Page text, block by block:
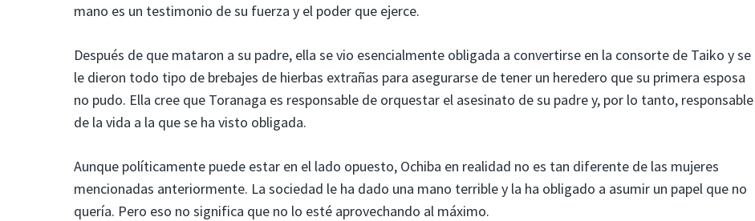
mano es un testimonio de su fuerza y ​​el poder que ejerce.
Después de que mataron a su padre, ella se vio esencialmente obligada a convertirse en la consorte de Taiko y se
le dieron todo tipo de brebajes de hierbas extrañas para asegurarse de tener un heredero que su primera esposa
no pudo. Ella cree que Toranaga es responsable de orquestar el asesinato de su padre y, por lo tanto, responsable
de la vida a la que se ha visto obligada.
Aunque políticamente puede estar en el lado opuesto, Ochiba en realidad no es tan diferente de las mujeres
mencionadas anteriormente. La sociedad le ha dado una mano terrible y la ha obligado a asumir un papel que no
quería. Pero eso no significa que no lo esté aprovechando al máximo.